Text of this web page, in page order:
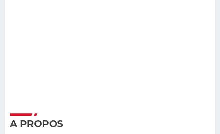
A PROPOS